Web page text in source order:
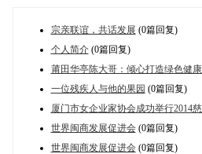
宗亲联谊，共话发展 (0篇回复)
个人简介(0篇回复)
莆田华亭陈大哥：倾心打造绿色健
一位残疾人与他的果园 (0篇回复)
厦门市女企业家协会成功举行2014
世界闽商发展促进会(0篇回复)
世界闽商发展促进会(0篇回复)